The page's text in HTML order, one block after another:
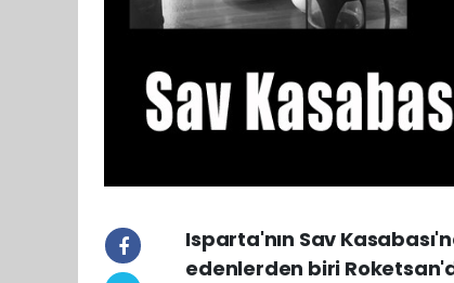
Isparta'nın Sav
edenlerden biri